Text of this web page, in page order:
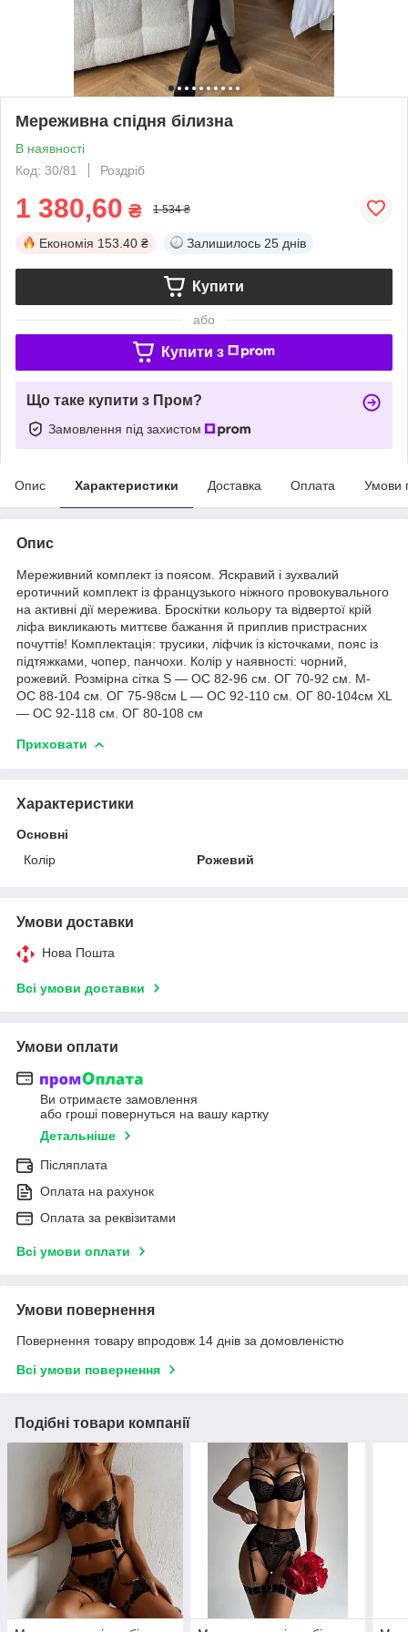
Мереживна спідня білизна
В наявності
Код: 30/81
Роздріб
1 380,60 ₴ 1 534 ₴
Економія 153.40 ₴ Залишилось 25 днів
Купити
або
Купити з
Що таке купити з Пром?
Замовлення під захистом
Опис Характеристики Доставка Оплата Умови
Опис
Мереживний комплект із поясом. Яскравий і зухвалий
еротичний комплект із французького ніжного провокувального
на активні дії мережива. Броскітки кольору та відвертої крій
ліфа викликають миттєве бажання й приплив пристрасних
почуттів! Комплектація: трусики, ліфчик із кісточками, пояс із
підтяжками, чопер, панчохи. Колір у наявності: чорний,
рожевий. Розмірна сітка S — ОС 82-96 см. ОГ 70-92 см. M-
ОС 88-104 см. ОГ 75-98см L — ОС 92-110 см. ОГ 80-104см ХL
— ОС 92-118 см. ОГ 80-108 см
Приховати
Характеристики
Основні
Колір
Рожевий
Умови доставки
Нова Пошта
Всі умови доставки
Умови оплати
Ви отримаєте замовлення
або гроші повернуться на вашу картку
Детальніше
Післяплата
Оплата на рахунок
Оплата за реквізитами
Всі умови оплати
Умови повернення
Повернення товару впродовж 14 днів за домовленістю
Всі умови повернення
Подібні товари компанії